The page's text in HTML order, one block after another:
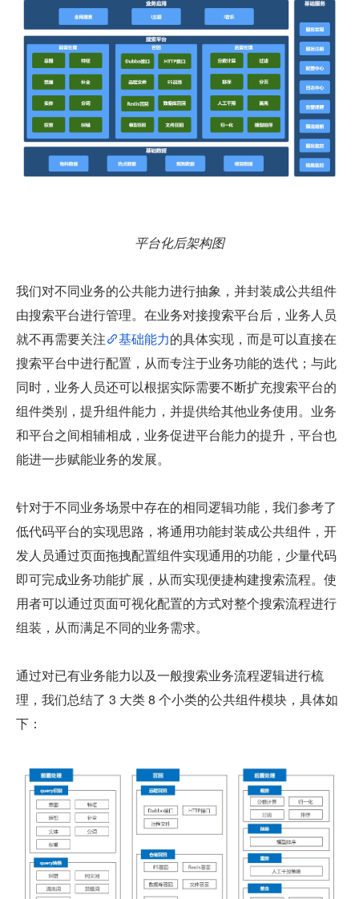
平台化后架构图
我们对不同业务的公共能力进行抽象，并封装成公共组件
由搜索平台进行管理。在业务对接搜索平台后，业务人员
就不再需要关注
基础能力的具体实现，而是可以直接在
搜索平台中进行配置，从而专注于业务功能的迭代；与此
同时，业务人员还可以根据实际需要不断扩充搜索平台的
组件类别，提升组件能力，并提供给其他业务使用。业务
和平台之间相辅相成，业务促进平台能力的提升，平台也
能进一步赋能业务的发展。
针对于不同业务场景中存在的相同逻辑功能，我们参考了
低代码平台的实现思路，将通用功能封装成公共组件，开
发人员通过页面拖拽配置组件实现通用的功能，少量代码
即可完成业务功能扩展，从而实现便捷构建搜索流程。使
用者可以通过页面可视化配置的方式对整个搜索流程进行
组装，从而满足不同的业务需求。
通过对已有业务能力以及一般搜索业务流程逻辑进行梳
理，我们总结了 3 大类 8 个小类的公共组件模块，具体如
下：